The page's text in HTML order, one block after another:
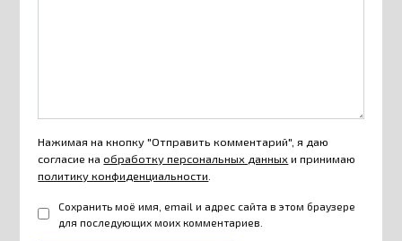
Нажимая на кнопку "Отправить комментарий", я даю
согласие наобработку персональных данных и принимаю
политику конфиденциальности
Сохранить моё имя, email и адрес сайта в этом браузере
для последующих моих комментариев.